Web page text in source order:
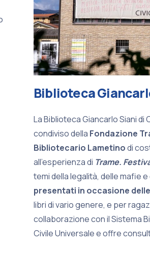
Biblioteca
La Biblioteca Giancarlo Siani di
condiviso della Fondazione
Bibliotecario Lametinodi
all’esperienza di Trame.
temi della legalità, delle mafie
presentati in occasione
libri di vario genere, e per
collaborazione con il Sistema
Civile Universale e offre